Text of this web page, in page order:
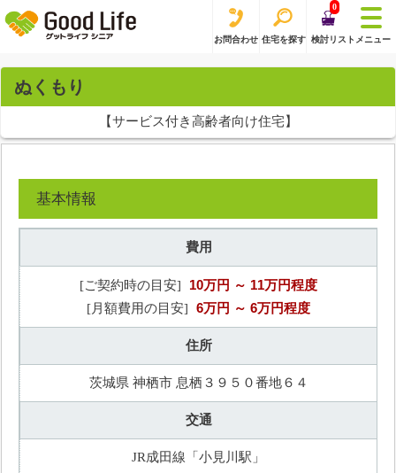
お問合わせ 住宅を探す
0
検討リスト メニュー
ぬくもり
【サービス付き高齢者向け住宅】
基本情報
費用
[ご契約時の目安] 10万円 ～ 11万円程度
[月額費用の目安] 6万円 ～ 6万円程度
住所
茨城県 神栖市 息栖３９５０番地６４
交通
JR成田線「小見川駅」